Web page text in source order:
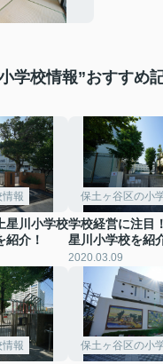
学校情報”おすすめ
報
星川小学校
紹介！
保土ヶ谷区の小
学校経営に注目
星川小学校を紹
2020.03.09
報 保土ヶ谷区の小